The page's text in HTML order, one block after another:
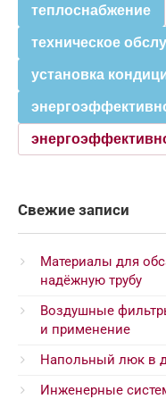
теплоснабжение
техническое
установка
Свежие записи
Материалы для
надёжную трубу
Воздушные
и применение
Напольный люк в
Инженерные